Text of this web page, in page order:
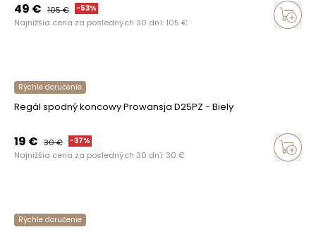
49 € 105€ -53%
Najnižšia cena za posledných 30 dní: 105 €
Rýchle doručenie
Regál spodný koncowy Prowansja D25PZ - Biely
19 € 30€ -37%
Najnižšia cena za posledných 30 dní: 30 €
Rýchle doručenie